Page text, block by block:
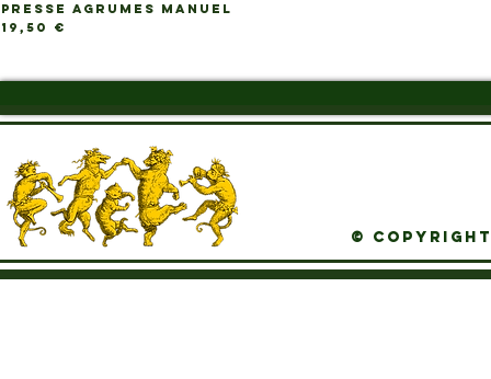
PRESSE AGRUMES MANUEL
Prix
19,50 €
© Copyright